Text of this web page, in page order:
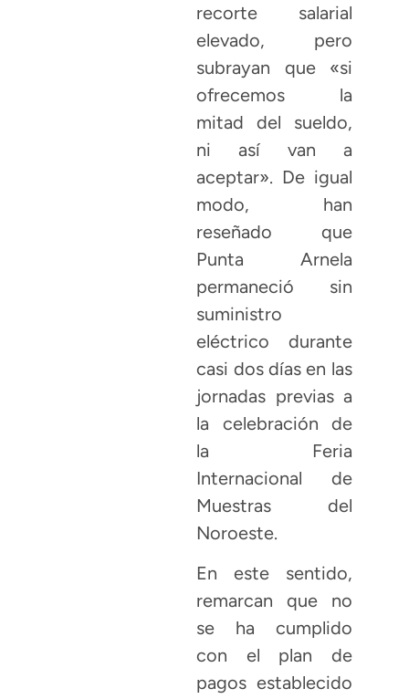
recorte salarial
elevado, pero
subrayan que «si
ofrecemos la
mitad del sueldo,
ni así van a
aceptar». De igual
modo, han
reseñado que
Punta Arnela
permaneció sin
suministro
eléctrico durante
casi dos días en las
jornadas previas a
la celebración de
la Feria
Internacional de
Muestras del
Noroeste.
En este sentido,
remarcan que no
se ha cumplido
con el plan de
pagos establecido